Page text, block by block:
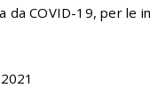
da COVID-19, per le